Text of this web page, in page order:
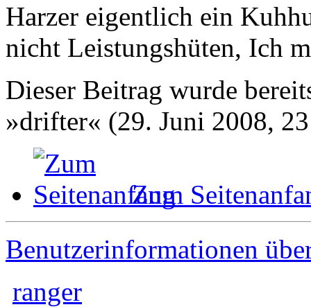
Harzer eigentlich ein
nicht Leistungshüten, Ich
Dieser Beitrag wurde
»drifter« (29. Juni 2008,
Zum
Benutzerinformationen
ranger